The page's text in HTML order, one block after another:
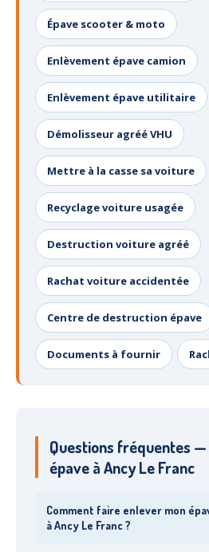
Centreagréé VHU 78 : casse auto
Centreagréé VHU 91 : casse auto
Centreagréé VHU 92 : casse auto
Centreagréé VHU 93 : casse auto
Centreagréé VHU 94 : casse auto
Centreagréé VHU 95 : casse auto
DOCUMENTSÀ JOINDRE
RACHAT
CONTACT
01 83 64 20
Épave scooter & moto
Enlèvement épave camion
Enlèvement épave utilitaire
Démolisseur agréé VHU
Mettre à la casse sa voiture
Recyclage voiture usagée
Destruction voiture agréé
Rachat voiture accidentée
Centre de destruction épave
Documents à fournir
Questions fréquentes
épave à Ancy Le Franc
Comment faire enlever mon
à Ancy Le Franc ?